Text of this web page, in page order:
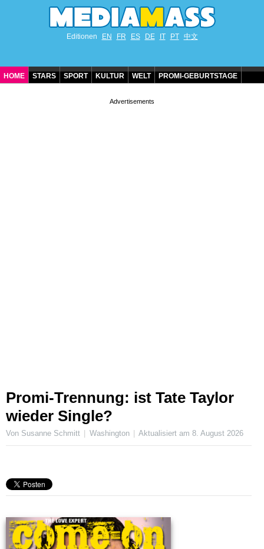
Editionen EN FR ES DE IT PT 中文
HOME STARS SPORT KULTUR WELT PROMI-GEBURTSTAGE
Promi-Trennung: ist Tate Taylor
wieder Single?
Von Susanne Schmitt Washington Aktualisiert am8. August 2026